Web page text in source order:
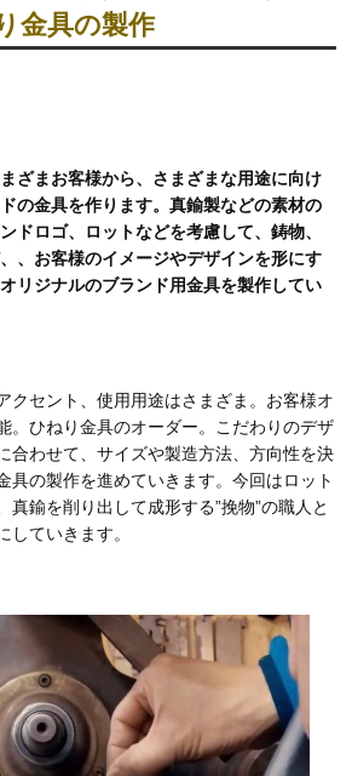
金具の製作
ざまお客様から、さまざまな用途に向け
の金具を作ります。真鍮製などの素材の
ドロゴ、ロットなどを考慮して、鋳物、
、お客様のイメージやデザインを形にす
リジナルのブランド用金具を製作してい
クセント、使用用途はさまざま。お客様オ
。ひねり金具のオーダー。こだわりのデザ
合わせて、サイズや製造方法、方向性を決
具の製作を進めていきます。今回はロット
真鍮を削り出して成形する”挽物”の職人と
していきます。